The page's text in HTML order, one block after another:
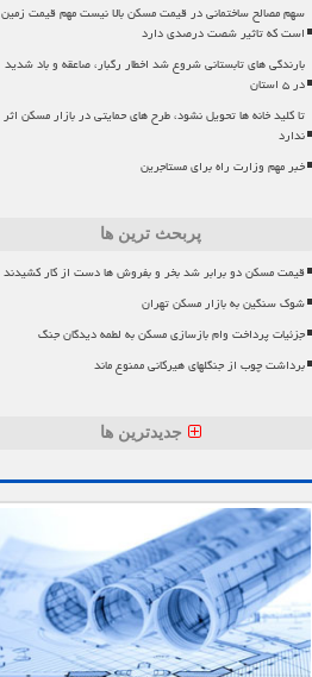
سهم مصالح ساختمانی در قیمت مسکن بالا نیست مهم قیمت زمین
است که تاثیر شصت درصدی دارد
بارندگی های تابستانی شروع شد اخطار رگبار، صاعقه و باد شدید
در ۵ استان
تا کلید خانه ها تحویل نشود، طرح های حمایتی در بازار مسکن اثر
ندارد
خبر مهم وزارت راه برای مستاجرین
پربحث ترین ها
قیمت مسکن دو برابر شد بخر و بفروش ها دست از کار کشیدند
شوک سنگین به بازار مسکن تهران
جزئیات پرداخت وام بازسازی مسکن به لطمه دیدگان جنگ
برداشت چوب از جنگلهای هیرکانی ممنوع ماند
جدیدترین ها